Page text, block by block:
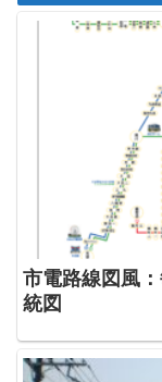
市電路線図風
統図